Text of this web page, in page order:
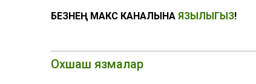
БЕЗНЕҢ МАКС КАНАЛЫНА ЯЗЫЛЫГЫЗ!
Охшаш язмалар